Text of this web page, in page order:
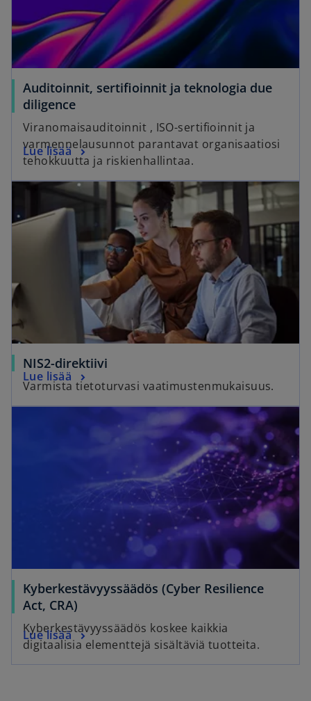
Auditoinnit, sertifioinnit ja teknologia due
diligence
Viranomaisauditoinnit , ISO-sertifioinnit ja
varmennelausunnot parantavat organisaatiosi
tehokkuutta ja riskienhallintaa.
Lue lisää
NIS2-direktiivi
Varmista tietoturvasi vaatimustenmukaisuus.
Lue lisää
Kyberkestävyyssäädös (Cyber Resilience
Act, CRA)
Kyberkestävyyssäädös koskee kaikkia
digitaalisia elementtejä sisältäviä tuotteita.
Lue lisää